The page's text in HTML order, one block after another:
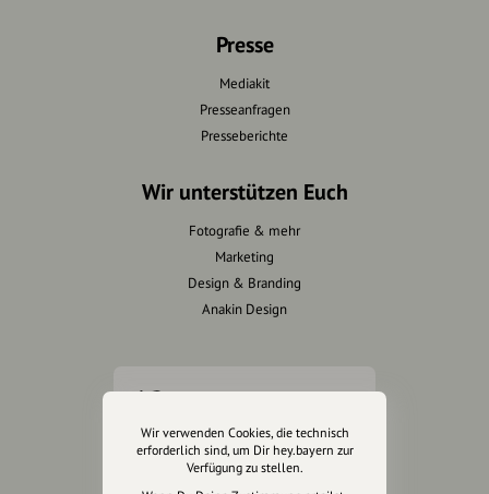
Presse
Mediakit
Presseanfragen
Presseberichte
Wir unterstützen Euch
Fotografie & mehr
Marketing
Design & Branding
Anakin Design
unsere Plattform
hey.bayern ist ein Projekt von
Wir verwenden Cookies, die technisch
erforderlich sind, um Dir hey.bayern zur
Verfügung zu stellen.